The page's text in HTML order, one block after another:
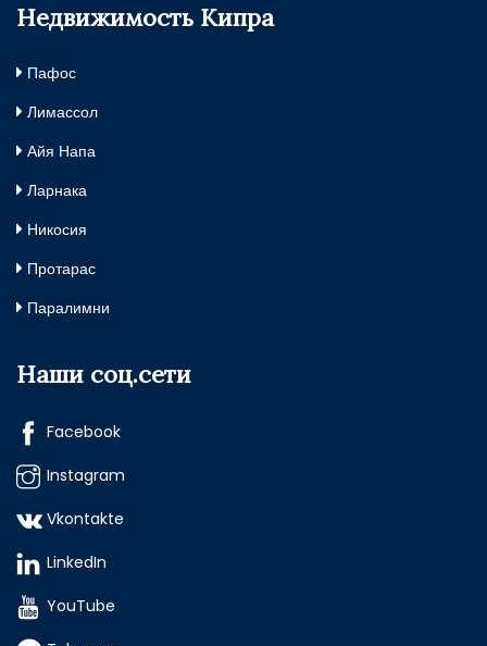
Недвижимость Кипра
Пафос
Лимассол
Айя Напа
Ларнака
Никосия
Протарас
Паралимни
Наши соц.сети
Facebook
Instagram
Vkontakte
LinkedIn
YouTube